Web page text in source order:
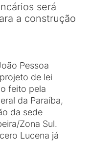
será
a construção
Pessoa
de lei
feito pela
da Paraíba,
da sede
Zona Sul.
Lucena já